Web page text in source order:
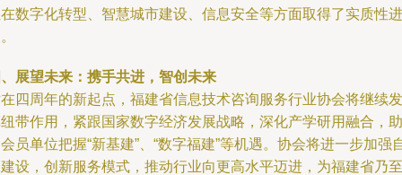
数字化转型、智慧城市建设、信息安全等方面取得了实质性进
展望未来：携手共进，智创未来
四周年的新起点，福建省信息技术咨询服务行业协会将继续发
带作用，紧跟国家数字经济发展战略，深化产学研用融合，助
员单位把握“新基建”、“数字福建”等机遇。协会将进一步加强
设，创新服务模式，推动行业向更高水平迈进，为福建省乃至